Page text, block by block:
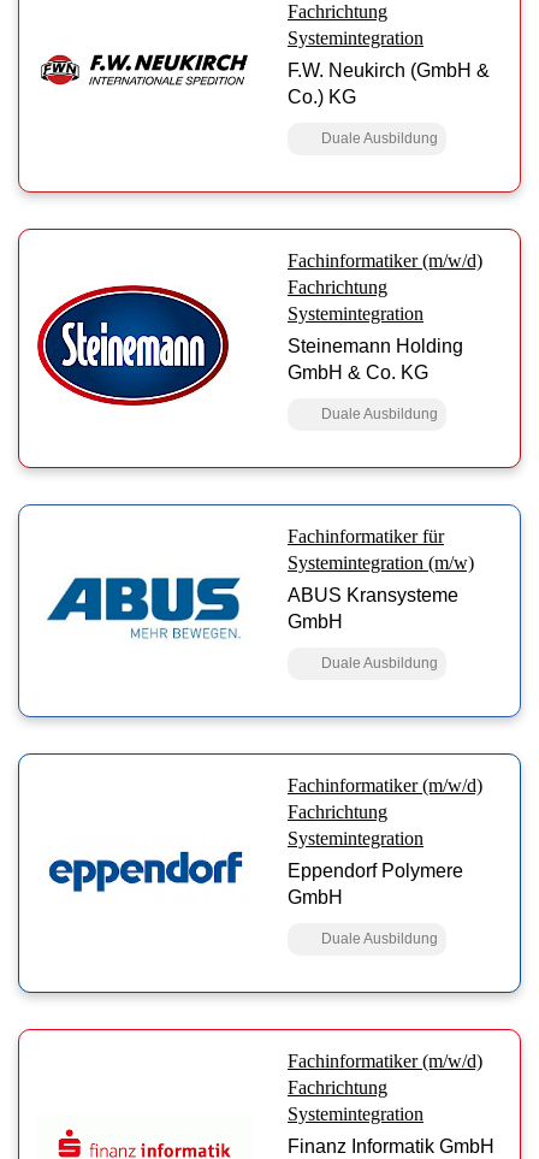
Fachrichtung
Systemintegration
F.W. Neukirch (GmbH &
Co.) KG
Duale Ausbildung
Fachinformatiker (m/w/d)
Fachrichtung
Systemintegration
Steinemann Holding
GmbH & Co. KG
Duale Ausbildung
Fachinformatiker für
Systemintegration (m/w)
ABUS Kransysteme
GmbH
Duale Ausbildung
Fachinformatiker (m/w/d)
Fachrichtung
Systemintegration
Eppendorf Polymere
GmbH
Duale Ausbildung
Fachinformatiker (m/w/d)
Fachrichtung
Systemintegration
Finanz Informatik GmbH